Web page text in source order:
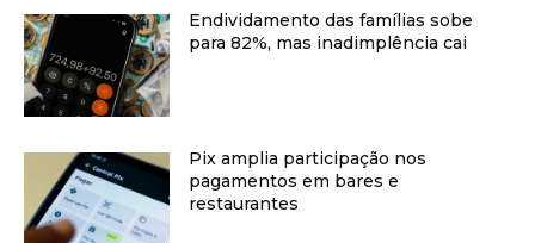
Endividamento das famílias sobe
para 82%, mas inadimplência cai
Pix amplia participação nos
pagamentos em bares e
restaurantes